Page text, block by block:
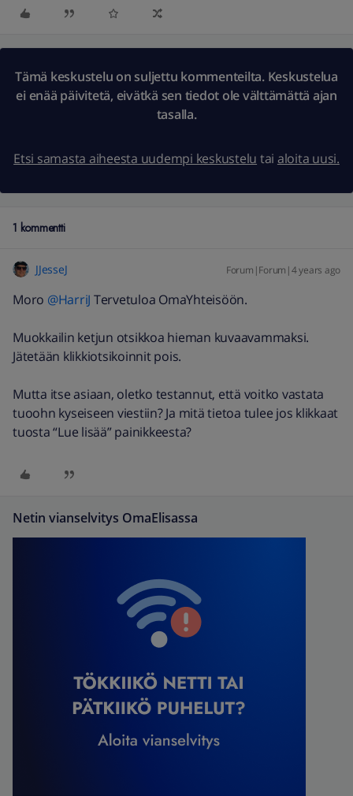
Tämä keskustelu on suljettu kommenteilta. Keskustelua
ei enää päivitetä, eivätkä sen tiedot ole välttämättä ajan
tasalla.
Etsi samasta aiheesta uudempi keskustelu tai aloita uusi.
1 kommentti
JJesseJ Forum|Forum|4 years ago
Moro @HarriJ Tervetuloa OmaYhteisöön.
Muokkailin ketjun otsikkoa hieman kuvaavammaksi.
Jätetään klikkiotsikoinnit pois.
Mutta itse asiaan, oletko testannut, että voitko vastata
tuoohn kyseiseen viestiin? Ja mitä tietoa tulee jos klikkaat
tuosta “Lue lisää” painikkeesta?
Netin vianselvitys OmaElisassa